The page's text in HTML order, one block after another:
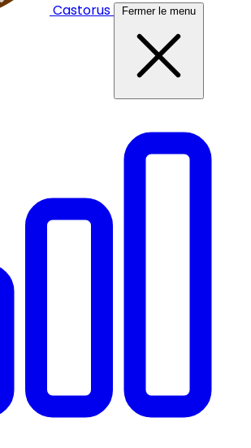
Castorus Fermer le menu